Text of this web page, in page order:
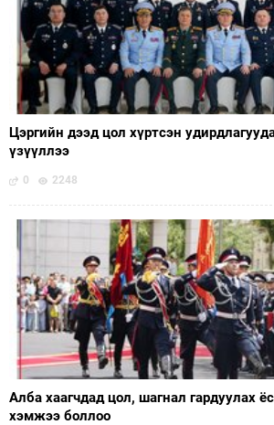
Цэргийн дээд цол хүртсэн
үзүүллээ
0 2248
Алба хаагчдад цол, шагнал гардуулах
хэмжээ боллоо